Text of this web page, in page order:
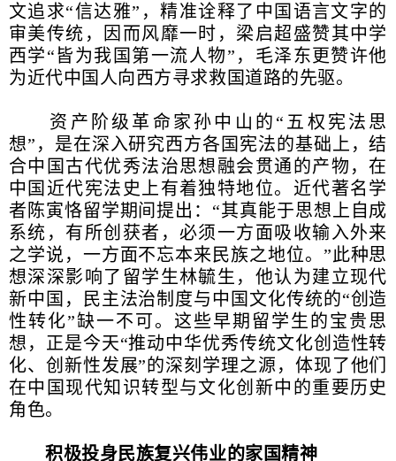
文追求“信达雅”，精准诠释了中国语言文字的
审美传统，因而风靡一时，梁启超盛赞其中学
西学“皆为我国第一流人物”，毛泽东更赞许他
为近代中国人向西方寻求救国道路的先驱。
资产阶级革命家孙中山的“五权宪法思
想”，是在深入研究西方各国宪法的基础上，结
合中国古代优秀法治思想融会贯通的产物，在
中国近代宪法史上有着独特地位。近代著名学
者陈寅恪留学期间提出：“其真能于思想上自成
系统，有所创获者，必须一方面吸收输入外来
之学说，一方面不忘本来民族之地位。”此种思
想深深影响了留学生林毓生，他认为建立现代
新中国，民主法治制度与中国文化传统的“创造
性转化”缺一不可。这些早期留学生的宝贵思
想，正是今天“推动中华优秀传统文化创造性转
化、创新性发展”的深刻学理之源，体现了他们
在中国现代知识转型与文化创新中的重要历史
角色。
积极投身民族复兴伟业的家国精神